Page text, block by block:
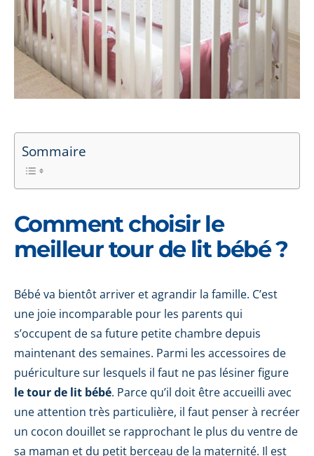
Sommaire
Comment choisir le
meilleur tour de lit bébé ?
Bébé va bientôt arriver et agrandir la famille. C’est
une joie incomparable pour les parents qui
s’occupent de sa future petite chambre depuis
maintenant des semaines. Parmi les accessoires de
puériculture sur lesquels il faut ne pas lésiner figure
le tour de lit bébé. Parce qu’il doit être accueilli avec
une attention très particulière, il faut penser à recréer
un cocon douillet se rapprochant le plus du ventre de
sa maman et du petit berceau de la maternité. Il est